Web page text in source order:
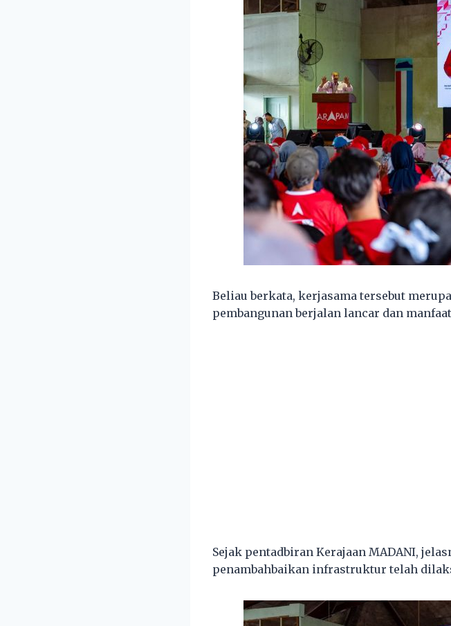
Beliau berkata, kerjasama tersebut
pembangunan berjalan lancar dan
Sejak pentadbiran Kerajaan MADANI,
penambahbaikan infrastruktur telah